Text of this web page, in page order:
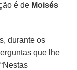
é de Moisés
durante os
que lhe